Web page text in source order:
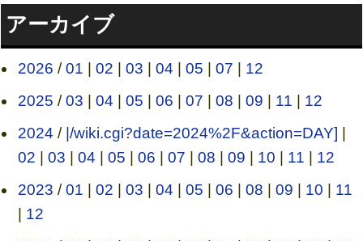
アーカイブ
2026 /01 | 02 | 03 | 04 | 05 | 07 | 12
2025 /03 | 04 | 05 | 06 | 07 | 08 | 09 | 11 | 12
2024 / |/wiki.cgi?date=2024%2F&action=DAY] |
02 | 03 | 04 | 05 | 06 | 07 | 08 | 09 | 10 | 11 | 12
2023 /01 | 02 | 03 | 04 | 05 | 06 | 08 | 09 | 10 | 11
| 12